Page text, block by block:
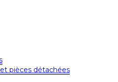
pièces détachées